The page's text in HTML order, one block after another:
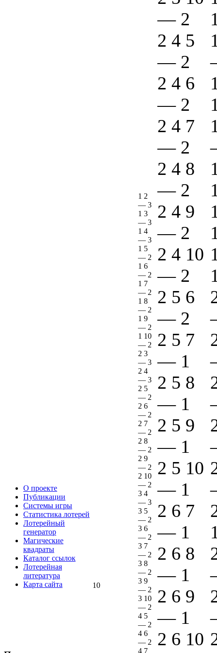
О проекте
Публикации
Системы игры
Статистика лотерей
Лотерейный
генератор
Магические
квадраты
Каталог ссылок
Лотерейная
литература
Карта сайта
10
1 2
— 3
1 3
— 3
1 4
— 3
1 5
— 2
1 6
— 2
1 7
— 2
1 8
— 2
1 9
— 2
1 10
— 2
2 3
— 3
2 4
— 3
2 5
— 2
2 6
— 2
2 7
— 2
2 8
— 2
2 9
— 2
2 10
— 2
3 4
— 3
3 5
— 2
3 6
— 2
3 7
— 2
3 8
— 2
3 9
— 2
3 10
— 2
4 5
— 2
4 6
— 2
4 7
— 2
2 4 5
— 2
2 4 6
— 2
2 4 7
— 2
2 4 8
— 2
2 4 9
— 2
2 4 10
— 2
2 5 6
— 2
2 5 7
— 1
2 5 8
— 1
2 5 9
— 1
2 5 10
— 1
2 6 7
— 1
2 6 8
— 1
2 6 9
— 1
2 6 10